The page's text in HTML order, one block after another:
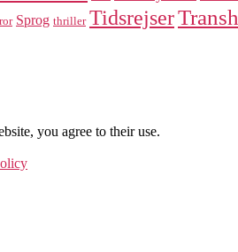
Sprog thriller Tidsrejser
you agree to their use.